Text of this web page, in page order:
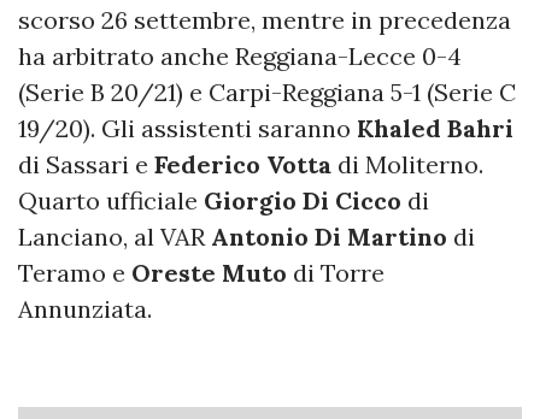
scorso 26 settembre, mentre in precedenza
ha arbitrato anche Reggiana-Lecce 0-4
(Serie B 20/21) e Carpi-Reggiana 5-1 (Serie C
19/20). Gli assistenti saranno Khaled Bahri
di Sassari e Federico Votta di Moliterno.
Quarto ufficiale Giorgio Di Cicco di
Lanciano, al VAR Antonio Di Martino di
Teramo e Oreste Muto di Torre
Annunziata.